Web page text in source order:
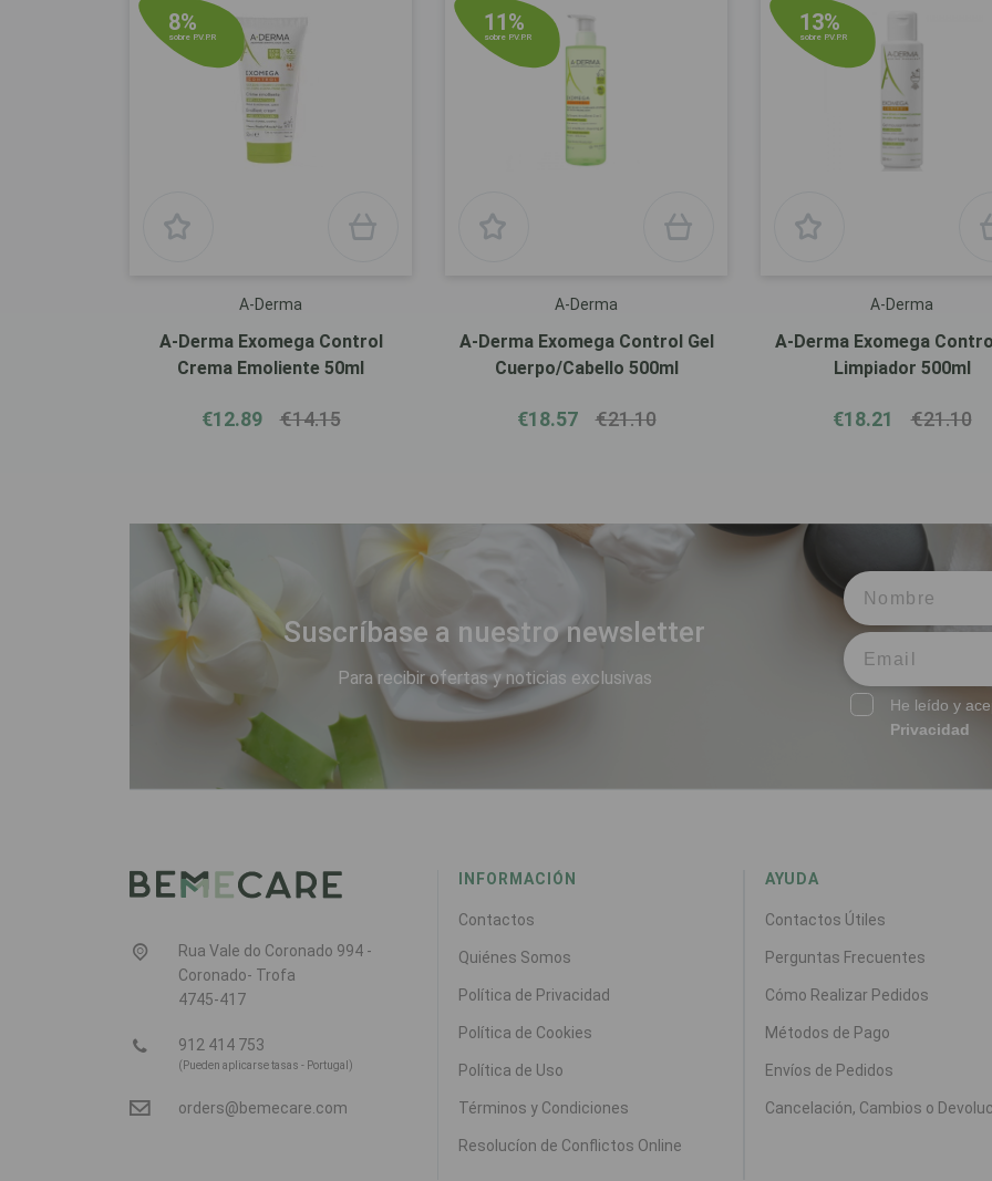
8%
sobre P.V.P.R
A-Derma
A-Derma Exomega Control
Crema Emoliente 50ml
€12.89 €14.15
11%
sobre P.V.P.R
A-Derma
A-Derma Exomega Control Gel
Cuerpo/Cabello 500ml
€18.57 €21.10
13%
sobre P.V.P.R
A-Derma
A-Derma Exomega
Limpiador 500ml
€18.21 €21.10
Suscríbase a nuestro newsletter
Para recibir ofertas y noticias exclusivas
He leído y
Privacidad
Rua Vale do Coronado 994 -
Coronado- Trofa
4745-417
912 414 753
(Pueden aplicarse tasas - Portugal)
orders@bemecare.com
INFORMACIÓN
Contactos
Quiénes Somos
Política de Privacidad
Política de Cookies
Política de Uso
Términos y Condiciones
Resolucíon de Conflictos Online
AYUDA
Contactos Útiles
Perguntas Frecuentes
Cómo Realizar Pedidos
Métodos de Pago
Envíos de Pedidos
Cancelación, Cambios o